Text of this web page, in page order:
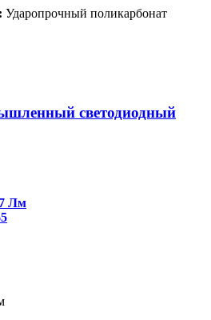
Ударопрочный поликарбонат
светодиодный
Лм